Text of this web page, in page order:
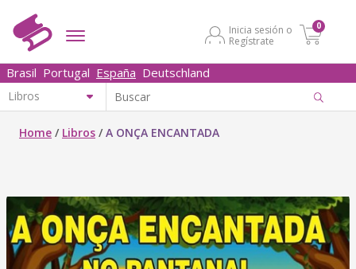
Inicia sesión o
Regístrate
0
Brasil Portugal España Deutschland
Home / Libros /A ONÇA ENCANTADA